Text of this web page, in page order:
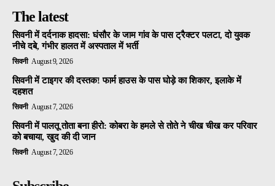
The latest
सिवनी में दर्दनाक हादसा: घंसौर के जाम गांव के पास ट्रैक्टर पलटा, दो युवक
नीचे दबे, गंभीर हालत में अस्पताल में भर्ती
सिवनी August 9, 2026
सिवनी में टाइगर की दस्तक! फार्म हाउस के पास घोड़े का शिकार, इलाके में
दहशत
सिवनी August 7, 2026
सिवनी में पालतू तोता बना हीरो: कोबरा के हमले से तोते ने चीख चीख कर परिवार
को बचाया, खुद की दी जान
सिवनी August 7, 2026